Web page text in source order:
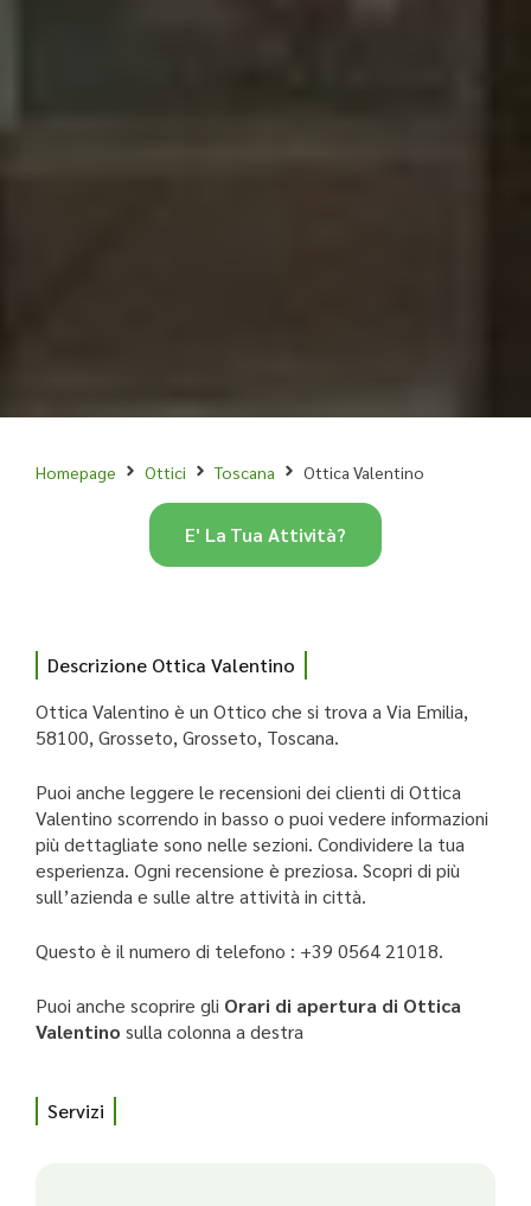
Homepage Ottici Toscana Ottica Valentino
Descrizione Ottica Valentino
Ottica Valentino è un Ottico che si trova a Via Emilia,
58100, Grosseto, Grosseto, Toscana.
Puoi anche leggere le recensioni dei clienti di Ottica
Valentino scorrendo in basso o puoi vedere informazioni
più dettagliate sono nelle sezioni. Condividere la tua
esperienza. Ogni recensione è preziosa. Scopri di più
sull’azienda e sulle altre attività in città.
Questo è il numero di telefono : +39 0564 21018.
Puoi anche scoprire gli Orari di apertura di Ottica
Valentino sulla colonna a destra
Servizi
E' La Tua Attività?